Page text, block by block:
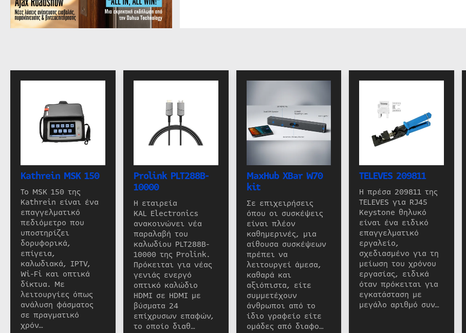
Kathrein MSK 150
Το MSK 150 της
Kathrein είναι ένα
επαγγελματικό
πεδιόμετρο που
υποστηρίζει
δορυφορικά,
επίγεια,
καλωδιακά, IPTV,
Wi-Fi και οπτικά
δίκτυα. Με
λειτουργίες όπως
ανάλυση φάσματος
σε πραγματικό
χρόν…
Prolink PLT288B-
10000
Η εταιρεία
KAL Electronics
ανακοινώνει νέα
παραλαβή του
καλωδίου PLT288B-
10000 της Prolink.
Πρόκειται για νέας
γενιάς ενεργό
οπτικό καλώδιο
HDMI σε HDMI με
βύσματα 24
επίχρυσων επαφών,
το οποίο διαθ…
MaxHub XBar W70
kit
Σε επιχειρήσεις
όπου οι συσκέψεις
είναι πλέον
καθημερινές, μια
αίθουσα συσκέψεων
πρέπει να
λειτουργεί άμεσα,
καθαρά και
αξιόπιστα, είτε
συμμετέχουν
άνθρωποι από το
ίδιο γραφείο είτε
ομάδες από διαφο…
TELEVES 209811
Η πρέσα 209811 της
TELEVES για RJ45
Keystone θηλυκό
είναι ένα ειδικό
επαγγελματικό
εργαλείο,
σχεδιασμένο για τη
μείωση του χρόνου
εργασίας, ειδικά
όταν πρόκειται για
εγκατάσταση με
μεγάλο αριθμό συν…